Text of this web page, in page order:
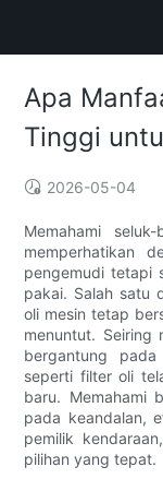
Apa
Tinggi
2026-05-04
Memahami
memperhatikan
pengemudi tetapi
pakai. Salah satu
oli mesin tetap
menuntut. Seiring
bergantung
seperti filter oli
baru. Memahami
pada keandalan,
pemilik
pilihan yang tepat.